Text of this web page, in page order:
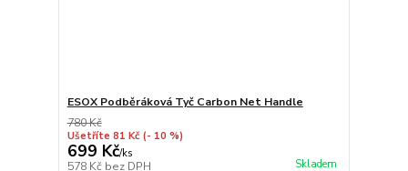
ESOX Podběráková Tyč Carbon Net Handle
780 Kč
Ušetříte 81 Kč (- 10 %)
699 Kč/ks
578 Kč bez DPH Skladem